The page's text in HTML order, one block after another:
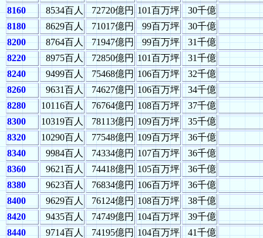
8160
8534百人 72720億円 101百万坪
30千億
8180
8629百人 71017億円 99百万坪
30千億
8200
8764百人 71947億円 99百万坪
31千億
8220
8975百人 72850億円 101百万坪
31千億
8240
9499百人 75468億円 106百万坪
32千億
8260
9631百人 74627億円 106百万坪
34千億
8280
10116百人 76764億円 108百万坪
37千億
8300
10319百人 78113億円 109百万坪
35千億
8320
10290百人 77548億円 109百万坪
36千億
8340
9984百人 74334億円 107百万坪
36千億
8360
9621百人 74418億円 105百万坪
36千億
8380
9623百人 76834億円 106百万坪
36千億
8400
9629百人 76124億円 108百万坪
38千億
8420
9435百人 74749億円 104百万坪
39千億
8440
9714百人 74195億円 104百万坪
41千億